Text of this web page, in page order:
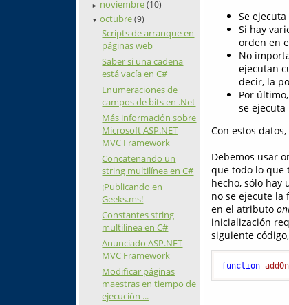
► noviembre(10)
▼ octubre(9)
Scripts de arranque en
páginas web
Saber si una cadena
está vacía en C#
Enumeraciones de
campos de bits en .Net
Más información sobre
Microsoft ASP.NET
MVC Framework
Concatenando un
string multilínea en C#
¡Publicando en
Geeks.ms!
Constantes string
multilínea en C#
Anunciado ASP.NET
MVC Framework
Modificar páginas
maestras en tiempo de
ejecución ...
Se
Si hay
orden en
No
ejecutan
decir, la
Por
se
Con estos
Debemos usar
que todo lo que
hecho, sólo hay
no se ejecute
en el atributo
inicialización
siguiente
function